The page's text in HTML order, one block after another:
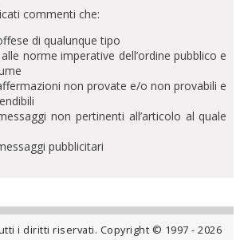
commenti che:
di qualunque tipo
norme imperative dell’ordine pubblico e
non provate e/o non provabili e
non pertinenti all’articolo al quale
pubblicitari
i diritti riservati. Copyright © 1997 - 2026